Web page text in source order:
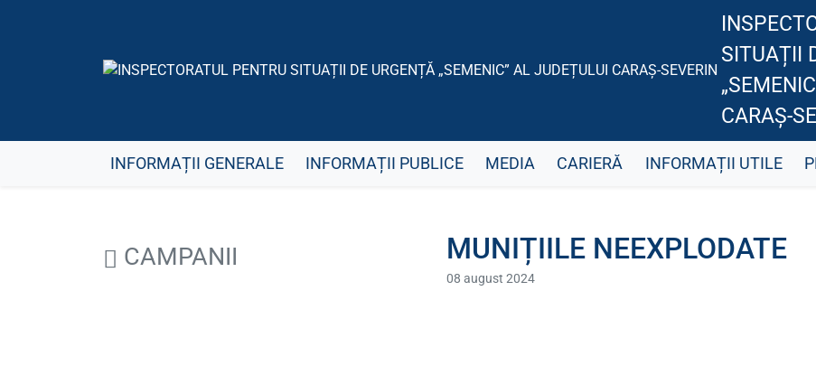
SITUAȚII
CARAȘ-
INFORMAȚII GENERALE INFORMAȚII PUBLICE MEDIA CARIERĂ INFORMAȚII UTILE
CAMPANII MUNIȚIILE NEEXPLODATE
08 august 2024